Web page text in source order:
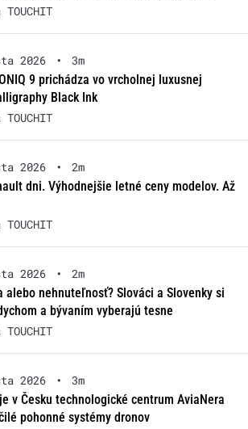
2026 •
3m
9 prichádza vo vrcholnej luxusnej
Black Ink
2026 •
2m
dni. Výhodnejšie letné ceny modelov. Až
2026 •
2m
alebo nehnuteľnosť? Slováci a Slovenky si
a bývaním vyberajú tesne
2026 •
3m
v Česku technologické centrum AviaNera
pohonné systémy dronov